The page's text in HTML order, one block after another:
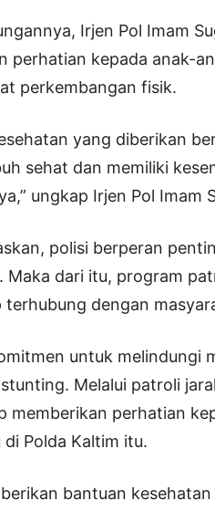
Irjen Pol Imam
perhatian kepada anak-
perkembangan fisik.
yang diberikan
sehat dan memiliki
ungkap Irjen Pol Imam
polisi berperan
Maka dari itu, program
dengan
untuk melindungi
Melalui patroli
memberikan perhatian
Polda Kaltim itu.
bantuan